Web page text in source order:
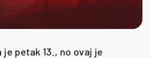
je petak 13., no ovaj je